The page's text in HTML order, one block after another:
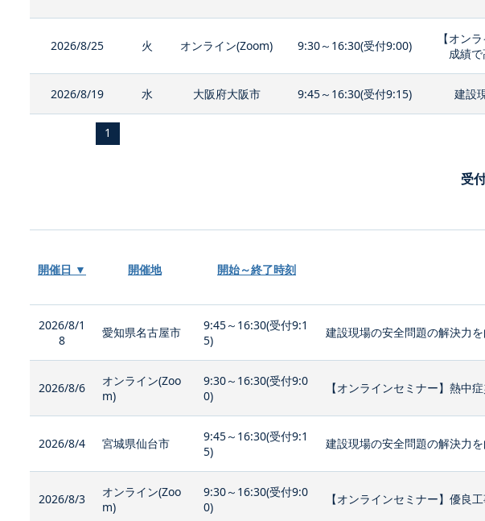
2026/8/25 火 オンライン(Zoom) 9:30～16:30(受付9:00)
【オン
成績
2026/8/19 水 大阪府大阪市 9:45～16:30(受付9:15) 建設
1
受
開催日 ▼ 開催地 開始～終了時刻
2026/8/1
8
愛知県名古屋市
9:45～16:30(受付9:1
5)
建設現場の安全問題の解決力
2026/8/6
オンライン(Zoo
m)
9:30～16:30(受付9:0
0)
【オンラインセミナー】熱中
2026/8/4 宮城県仙台市
9:45～16:30(受付9:1
5)
建設現場の安全問題の解決力
2026/8/3
オンライン(Zoo
m)
9:30～16:30(受付9:0
0)
【オンラインセミナー】優良